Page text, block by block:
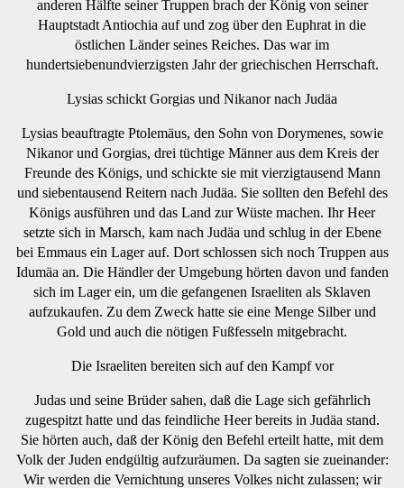
anderen Hälfte seiner Truppen brach der König von seiner
Hauptstadt Antiochia auf und zog über den Euphrat in die
östlichen Länder seines Reiches. Das war im
hundertsiebenundvierzigsten Jahr der griechischen Herrschaft.
Lysias schickt Gorgias und Nikanor nach Judäa
Lysias beauftragte Ptolemäus, den Sohn von Dorymenes, sowie
Nikanor und Gorgias, drei tüchtige Männer aus dem Kreis der
Freunde des Königs, und schickte sie mit vierzigtausend Mann
und siebentausend Reitern nach Judäa. Sie sollten den Befehl des
Königs ausführen und das Land zur Wüste machen. Ihr Heer
setzte sich in Marsch, kam nach Judäa und schlug in der Ebene
bei Emmaus ein Lager auf. Dort schlossen sich noch Truppen aus
Idumäa an. Die Händler der Umgebung hörten davon und fanden
sich im Lager ein, um die gefangenen Israeliten als Sklaven
aufzukaufen. Zu dem Zweck hatte sie eine Menge Silber und
Gold und auch die nötigen Fußfesseln mitgebracht.
Die Israeliten bereiten sich auf den Kampf vor
Judas und seine Brüder sahen, daß die Lage sich gefährlich
zugespitzt hatte und das feindliche Heer bereits in Judäa stand.
Sie hörten auch, daß der König den Befehl erteilt hatte, mit dem
Volk der Juden endgültig aufzuräumen. Da sagten sie zueinander:
Wir werden die Vernichtung unseres Volkes nicht zulassen; wir